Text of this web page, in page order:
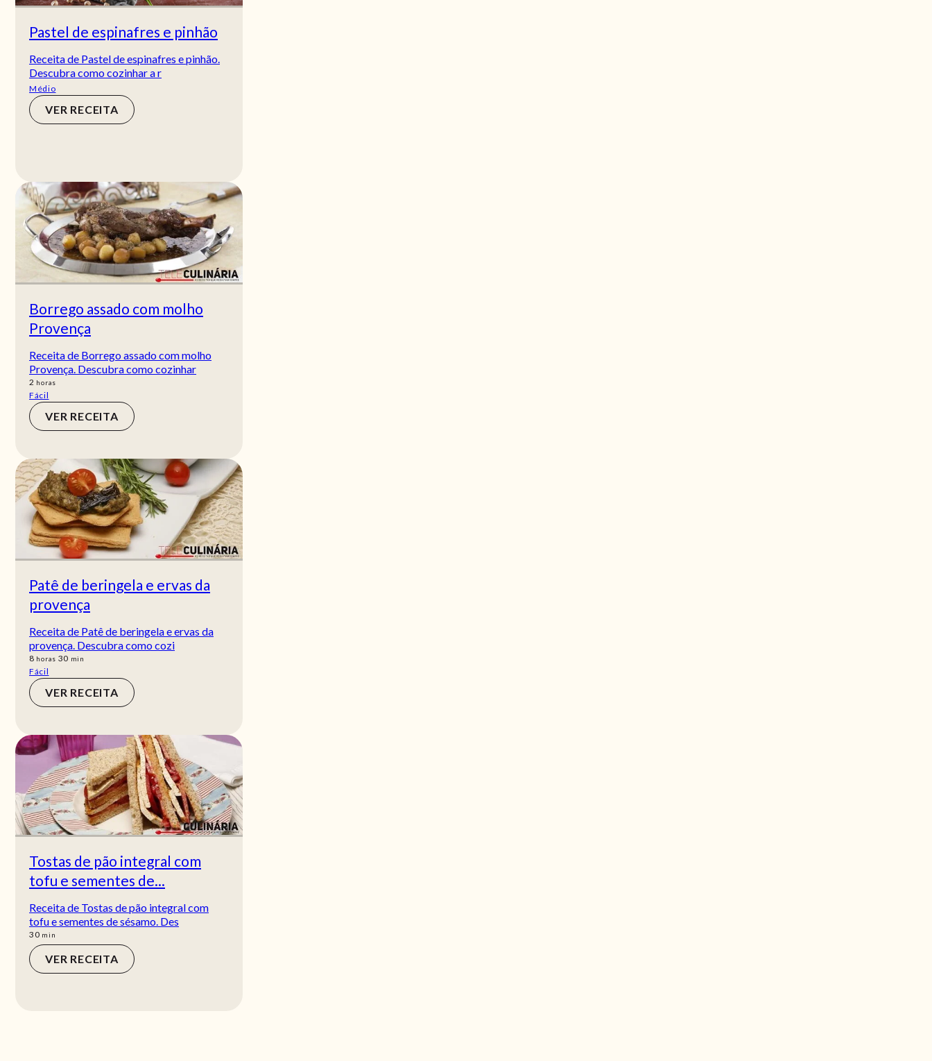
Pastel de espinafres e pinhão
Receita de Pastel de espinafres e pinhão.
Descubra como cozinhar a r
Médio
VER RECEITA
Borrego assado com molho
Provença
Receita de Borrego assado com molho
Provença. Descubra como cozinhar
2 horas
horas
Fácil
VER RECEITA
Patê de beringela e ervas da
provença
Receita de Patê de beringela e ervas da
provença. Descubra como cozi
8horas
horas 30 min
min
Fácil
VER RECEITA
Tostas de pão integral com
tofu e sementes de...
Receita de Tostas de pão integral com
tofu e sementes de sésamo. Des
30min
min
VER RECEITA